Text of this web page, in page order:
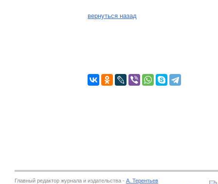
вернуться назад
Главный редактор журнала и издательства - А. Терентьев